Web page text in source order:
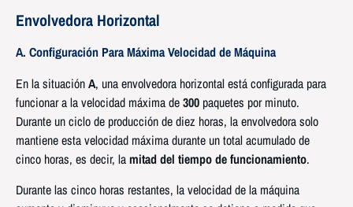
Envolvedora Horizontal
A. Configuración Para Máxima Velocidad de Máquina
En la situaciónA, una envolvedora horizontal está configurada para
funcionar a la velocidad máxima de300 paquetes por minuto.
Durante un ciclo de producción de diez horas, la envolvedora solo
mantiene esta velocidad máxima durante un total acumulado de
cinco horas, es decir, lamitad del tiempo de funcionamiento.
Durante las cinco horas restantes, la velocidad de la máquina